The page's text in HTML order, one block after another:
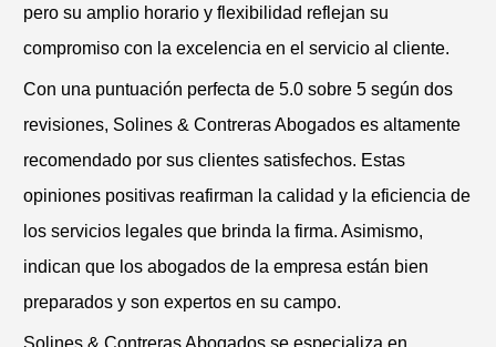
pero su amplio horario y flexibilidad reflejan su
compromiso con la excelencia en el servicio al cliente.
Con una puntuación perfecta de 5.0 sobre 5 según dos
revisiones, Solines & Contreras Abogados es altamente
recomendado por sus clientes satisfechos. Estas
opiniones positivas reafirman la calidad y la eficiencia de
los servicios legales que brinda la firma. Asimismo,
indican que los abogados de la empresa están bien
preparados y son expertos en su campo.
Solines & Contreras Abogados se especializa en